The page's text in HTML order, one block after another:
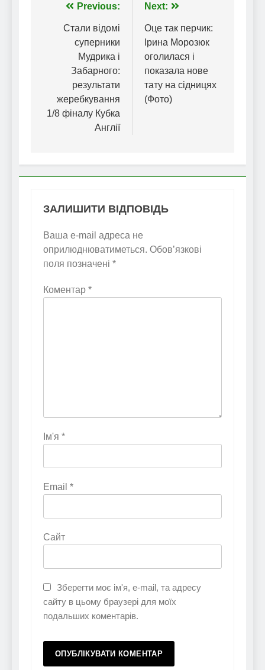
Навігація
записів
Previous:
Стали відомі
суперники
Мудрика і
Забарного:
результати
жеребкування
1/8 фіналу Кубка
Англії
Next:
Оце так перчик:
Ірина Морозюк
оголилася і
показала нове
тату на сідницях
(Фото)
ЗАЛИШИТИ ВІДПОВІДЬ
Ваша e-mail адреса не
оприлюднюватиметься. Обов’язкові
поля позначені *
Коментар *
Ім'я *
Email *
Сайт
Зберегти моє ім'я, e-mail, та адресу
сайту в цьому браузері для моїх
подальших коментарів.